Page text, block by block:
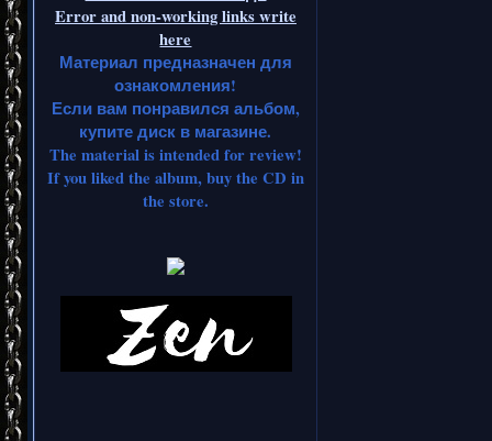
Error and non-working links write
here
Материал предназначен для
ознакомления!
Если вам понравился альбом,
купите диск в магазине.
The material is intended for review!
If you liked the album, buy the CD in
the store.